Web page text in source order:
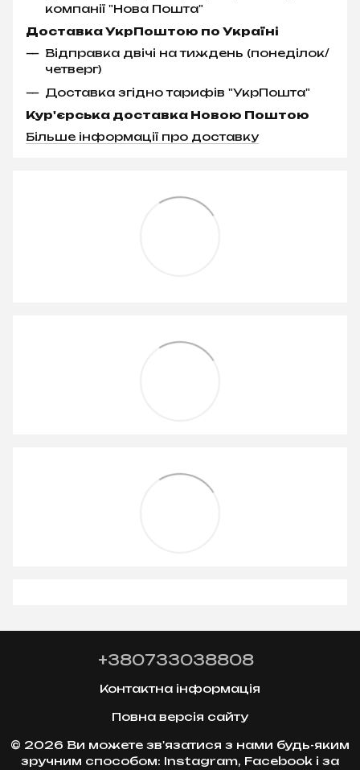
компанії "Нова Пошта"
Доставка УкрПоштою по Україні
Відправка двічі на тиждень (понеділок/
четверг)
Доставка згідно тарифів "УкрПошта"
Кур'єрська доставка Новою Поштою
Більше інформації про доставку
+380733038808
Контактна інформація
Повна версія сайту
© 2026 Ви можете зв'язатися з нами будь-яким
зручним способом: Instagram, Facebook і за